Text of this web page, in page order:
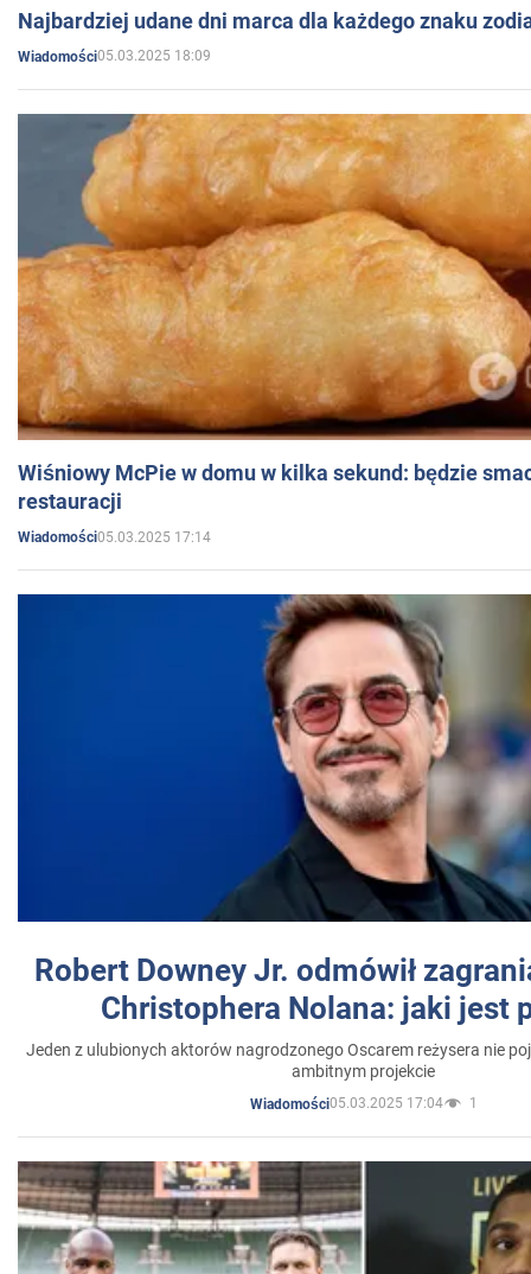
Najbardziej udane dni marca dla każdego znaku
Wiadomości05.03.2025 18:09
Wiśniowy McPie w domu w kilka sekund: będzie
restauracji
Wiadomości05.03.2025 17:14
Robert Downey Jr. odmówił
Christophera Nolana: jaki jest
Jeden z ulubionych aktorów nagrodzonego Oscarem reżysera nie
ambitnym projekcie
Wiadomości05.03.2025 17:04 1